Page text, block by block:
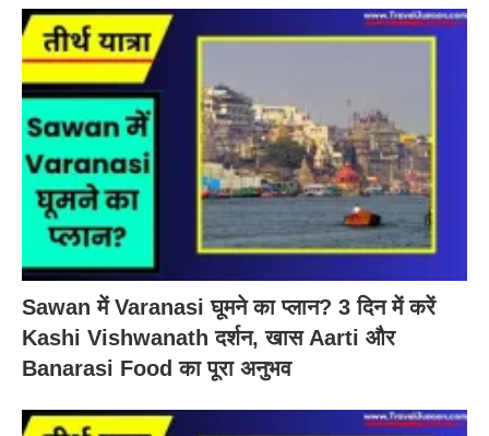
Sawan में Varanasi घूमने का प्लान? 3 दिन में करें
Kashi Vishwanath दर्शन, खास Aarti और
Banarasi Food का पूरा अनुभव